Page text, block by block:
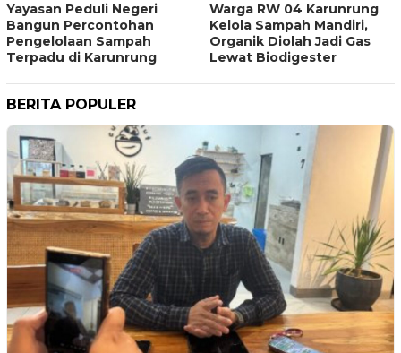
Yayasan Peduli Negeri
Bangun Percontohan
Pengelolaan Sampah
Terpadu di Karunrung
Warga RW 04 Karunrung
Kelola Sampah Mandiri,
Organik Diolah Jadi Gas
Lewat Biodigester
BERITA POPULER